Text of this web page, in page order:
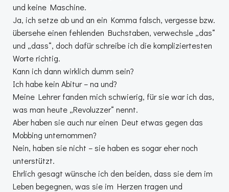
und keine Maschine.
Ja, ich setze ab und an ein Komma falsch, vergesse bzw.
übersehe einen fehlenden Buchstaben, verwechsle „das“
und „dass“, doch dafür schreibe ich die kompliziertesten
Worte richtig.
Kann ich dann wirklich dumm sein?
Ich habe kein Abitur – na und?
Meine Lehrer fanden mich schwierig, für sie war ich das,
was man heute „Revoluzzer“ nennt.
Aber haben sie auch nur einen Deut etwas gegen das
Mobbing unternommen?
Nein, haben sie nicht – sie haben es sogar eher noch
unterstützt.
Ehrlich gesagt wünsche ich den beiden, dass sie dem im
Leben begegnen, was sie im Herzen tragen und